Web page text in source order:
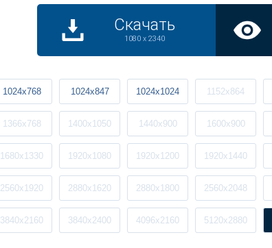
Скачать
1080 x 2340
1024x768 1024x847 1024x1024 1152x864
1366x768 1400x1050 1440x900 1600x900
1680x1330 1920x1080 1920x1200 1920x1440
2560x1920 2880x1620 2880x1800 2560x2048
3840x2160 3840x2400 4096x2160 5120x2880